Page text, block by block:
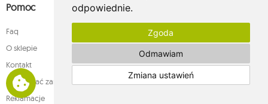
odpowiednie.
Zgoda
Odmawiam
Zmiana ustawień
Pomoc
Faq
O sklepie
Kontakt
Jak składać zamówienia w sklepie whamaku.pl?
Reklamacje